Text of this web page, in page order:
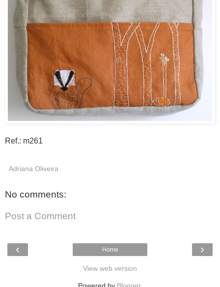
Ref.: m261
Adriana Oliveira
No comments:
Post a Comment
‹ ›
Home
View web version